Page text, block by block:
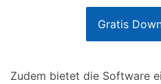
Gratis
Zudem bietet die Software